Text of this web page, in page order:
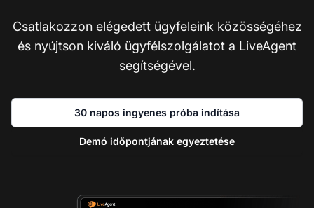
Csatlakozzon elégedett ügyfeleink közösségéhez
és nyújtson kiváló ügyfélszolgálatot a LiveAgent
segítségével.
30 napos ingyenes próba indítása
Demó időpontjának egyeztetése